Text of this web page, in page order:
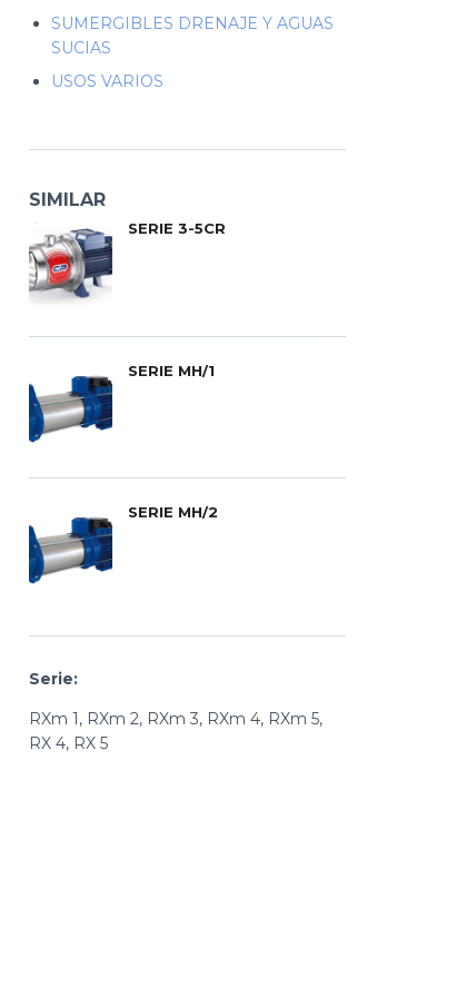
SUMERGIBLES DRENAJE Y AGUAS
SUCIAS
USOS VARIOS
SIMILAR
SERIE 3-5CR
SERIE MH/1
SERIE MH/2
Serie:
RXm 1, RXm 2, RXm 3, RXm 4, RXm 5,
RX 4, RX 5